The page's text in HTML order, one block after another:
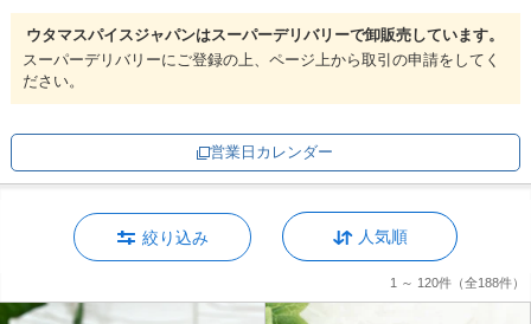
ウタマスパイスジャパンはスーパーデリバリーで卸販売しています。
スーパーデリバリーにご登録の上、ページ上から取引の申請をしてく
ださい。
営業日カレンダー
絞り込み 人気順
1 ～ 120件 （全188件）